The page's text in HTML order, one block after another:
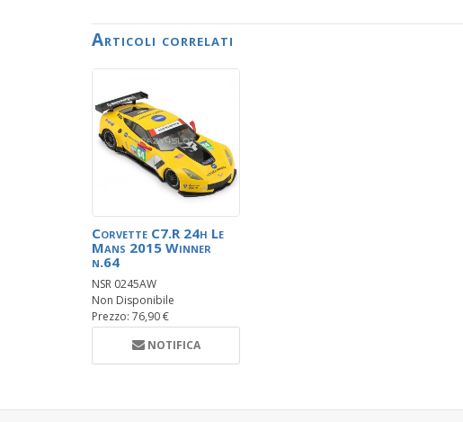
Articoli correlati
Corvette C7.R 24h Le
Mans 2015 Winner
n.64
NSR 0245AW
Non Disponibile
Prezzo: 76,90 €
NOTIFICA